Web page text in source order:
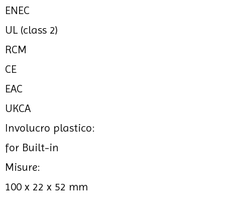
ENEC
UL (class 2)
RCM
CE
EAC
UKCA
Involucro plastico:
for Built-in
Misure:
100 x 22 x 52 mm